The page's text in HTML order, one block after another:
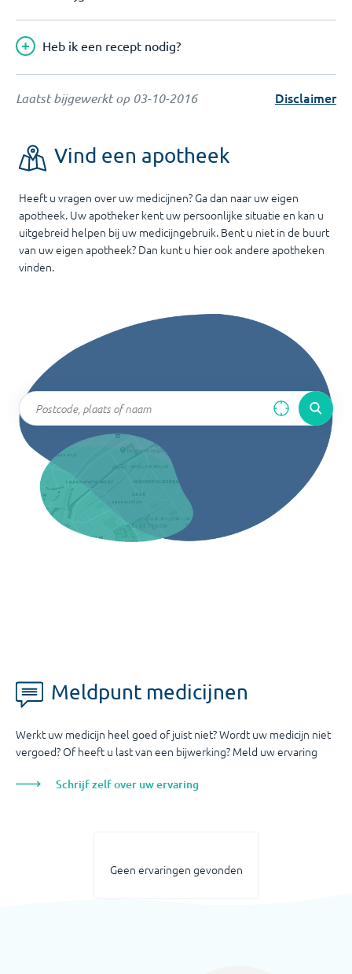
Heb ik een recept nodig?
Laatst bijgewerkt op 03-10-2016 Disclaimer
Vind een apotheek
Heeft u vragen over uw medicijnen? Ga dan naar uw eigen
apotheek. Uw apotheker kent uw persoonlijke situatie en kan u
uitgebreid helpen bij uw medicijngebruik. Bent u niet in de buurt
van uw eigen apotheek? Dan kunt u hier ook andere apotheken
vinden.
Meldpunt medicijnen
Werkt uw medicijn heel goed of juist niet? Wordt uw medicijn niet
vergoed? Of heeft u last van een bijwerking? Meld uw ervaring
Schrijf zelf over uw ervaring
Geen ervaringen gevonden